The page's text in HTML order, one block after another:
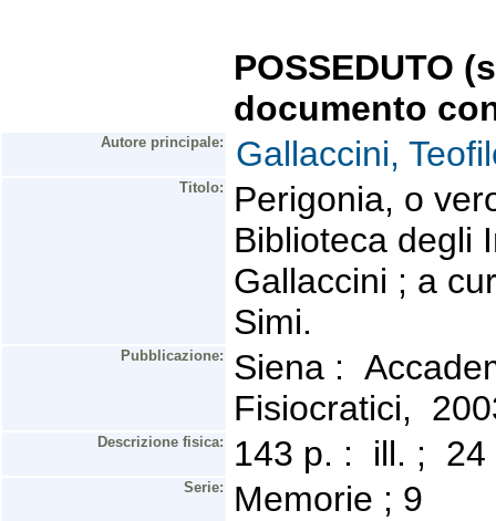
POSSEDUTO
documento
Autore principale: Gallaccini,
Titolo:
Perigonia, o
Biblioteca degli
Gallaccini ; a
Simi.
Pubblicazione:
Siena :
Fisiocratici,
Descrizione fisica: 143 p. : ill. ;
Serie: Memorie ; 9